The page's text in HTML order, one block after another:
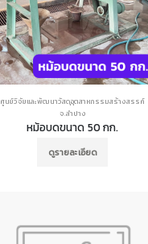
ศูนย์วิจัยและพัฒนาวัสดุอุตสาหกรรมสร้างสรรค์
จ.ลำปาง
หม้อบดขนาด 50 กก.
ดูรายละเอียด